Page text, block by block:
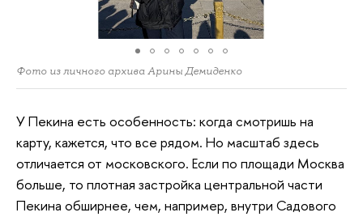
Фото из личного архива Арины Демиденко
У Пекина есть особенность: когда смотришь на
карту, кажется, что все рядом. Но масштаб здесь
отличается от московского. Если по площади Москва
больше, то плотная застройка центральной части
Пекина обширнее, чем, например, внутри Садового